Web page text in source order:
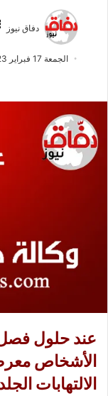
دفاق نيوز
الجمعة 17 فبراير 2023 الساعة 4:52 ص
عند حلول فصل
الأشخاص
الالتهابات